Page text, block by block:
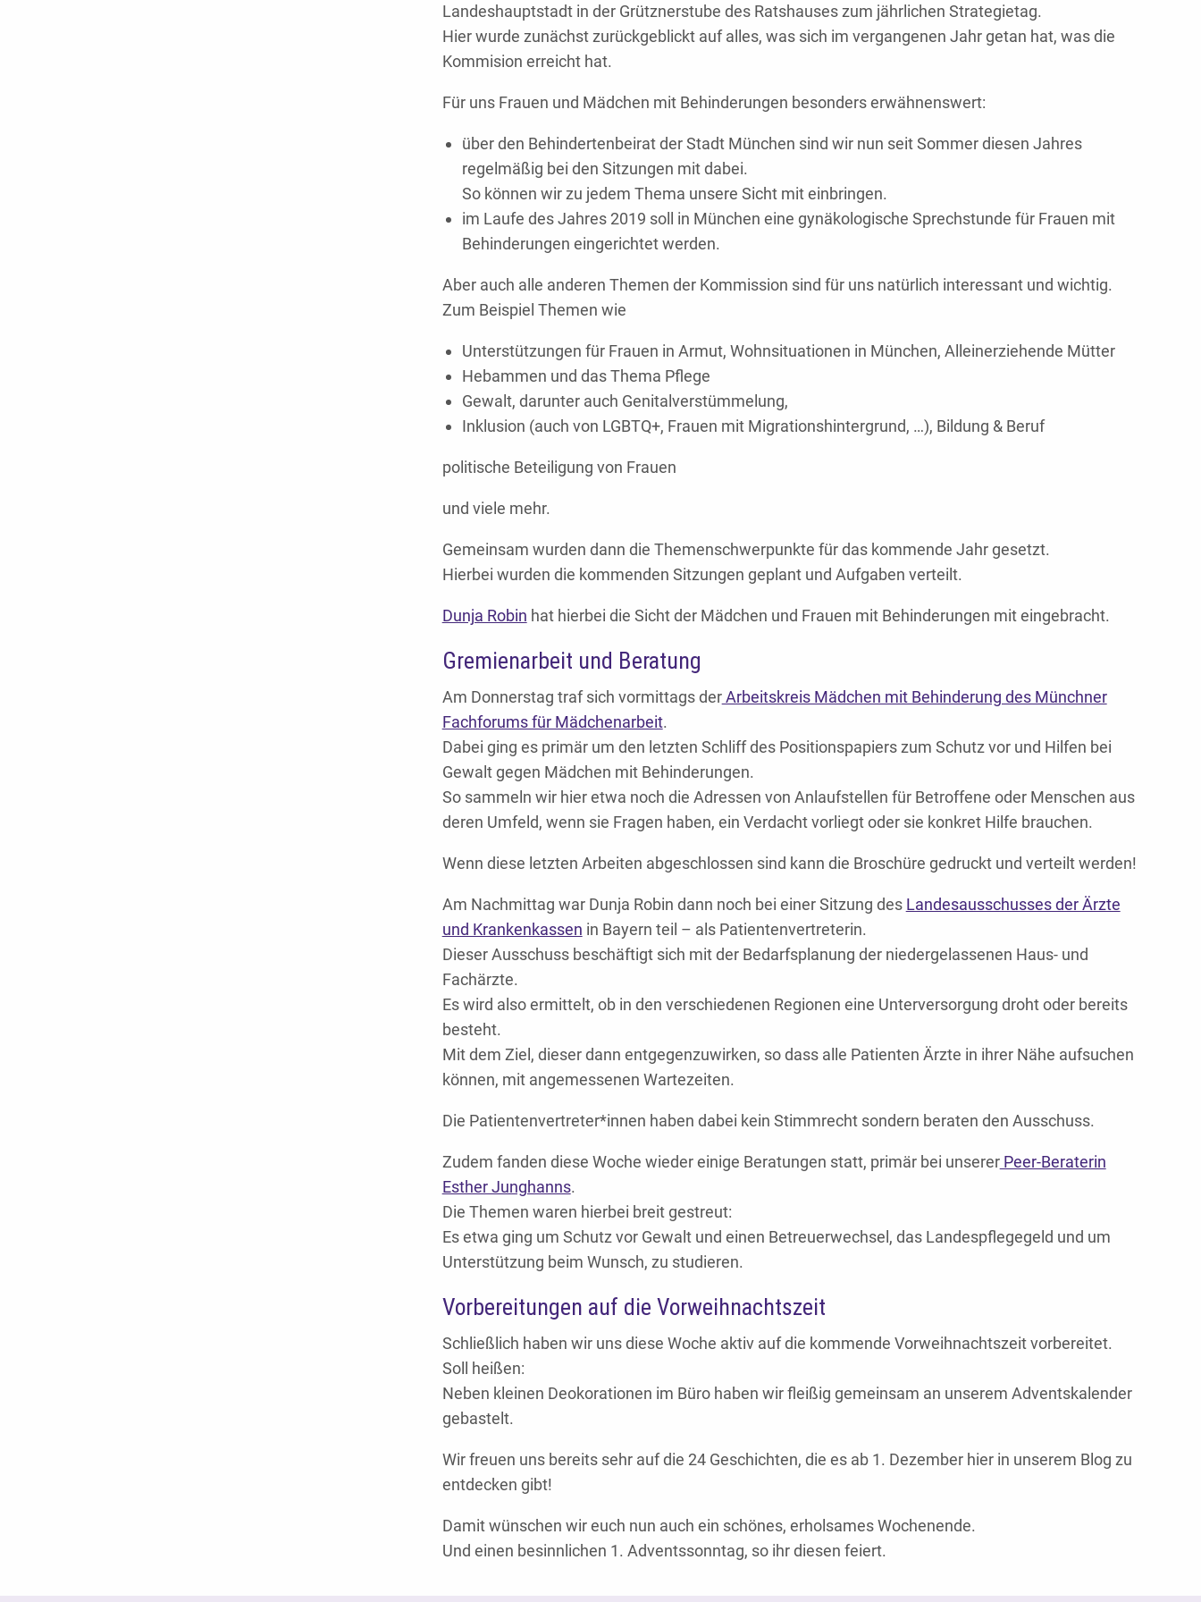
Landeshauptstadt in der Grütznerstube des Ratshauses zum jährlichen Strategietag.
Hier wurde zunächst zurückgeblickt auf alles, was sich im vergangenen Jahr getan hat, was die
Kommision erreicht hat.
Für uns Frauen und Mädchen mit Behinderungen besonders erwähnenswert:
über den Behindertenbeirat der Stadt München sind wir nun seit Sommer diesen Jahres
regelmäßig bei den Sitzungen mit dabei.
So können wir zu jedem Thema unsere Sicht mit einbringen.
im Laufe des Jahres 2019 soll in München eine gynäkologische Sprechstunde für Frauen mit
Behinderungen eingerichtet werden.
Aber auch alle anderen Themen der Kommission sind für uns natürlich interessant und wichtig.
Zum Beispiel Themen wie
Unterstützungen für Frauen in Armut, Wohnsituationen in München, Alleinerziehende Mütter
Hebammen und das Thema Pflege
Gewalt, darunter auch Genitalverstümmelung,
Inklusion (auch von LGBTQ+, Frauen mit Migrationshintergrund, …), Bildung & Beruf
politische Beteiligung von Frauen
und viele mehr.
Gemeinsam wurden dann die Themenschwerpunkte für das kommende Jahr gesetzt.
Hierbei wurden die kommenden Sitzungen geplant und Aufgaben verteilt.
Dunja Robin hat hierbei die Sicht der Mädchen und Frauen mit Behinderungen mit eingebracht.
Gremienarbeit und Beratung
Am Donnerstag traf sich vormittags derArbeitskreis Mädchen mit Behinderung des Münchner
Fachforums für Mädchenarbeit.
Dabei ging es primär um den letzten Schliff des Positionspapiers zum Schutz vor und Hilfen bei
Gewalt gegen Mädchen mit Behinderungen.
So sammeln wir hier etwa noch die Adressen von Anlaufstellen für Betroffene oder Menschen aus
deren Umfeld, wenn sie Fragen haben, ein Verdacht vorliegt oder sie konkret Hilfe brauchen.
Wenn diese letzten Arbeiten abgeschlossen sind kann die Broschüre gedruckt und verteilt werden!
Am Nachmittag war Dunja Robin dann noch bei einer Sitzung des Landesausschusses der Ärzte
und Krankenkassen in Bayern teil – als Patientenvertreterin.
Dieser Ausschuss beschäftigt sich mit der Bedarfsplanung der niedergelassenen Haus- und
Fachärzte.
Es wird also ermittelt, ob in den verschiedenen Regionen eine Unterversorgung droht oder bereits
besteht.
Mit dem Ziel, dieser dann entgegenzuwirken, so dass alle Patienten Ärzte in ihrer Nähe aufsuchen
können, mit angemessenen Wartezeiten.
Die Patientenvertreter*innen haben dabei kein Stimmrecht sondern beraten den Ausschuss.
Zudem fanden diese Woche wieder einige Beratungen statt, primär bei unsererPeer-Beraterin
Esther Junghanns.
Die Themen waren hierbei breit gestreut:
Es etwa ging um Schutz vor Gewalt und einen Betreuerwechsel, das Landespflegegeld und um
Unterstützung beim Wunsch, zu studieren.
Vorbereitungen auf die Vorweihnachtszeit
Schließlich haben wir uns diese Woche aktiv auf die kommende Vorweihnachtszeit vorbereitet.
Soll heißen:
Neben kleinen Deokorationen im Büro haben wir fleißig gemeinsam an unserem Adventskalender
gebastelt.
Wir freuen uns bereits sehr auf die 24 Geschichten, die es ab 1. Dezember hier in unserem Blog zu
entdecken gibt!
Damit wünschen wir euch nun auch ein schönes, erholsames Wochenende.
Und einen besinnlichen 1. Adventssonntag, so ihr diesen feiert.